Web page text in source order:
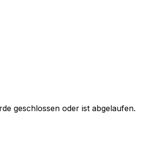
geschlossen oder ist abgelaufen.